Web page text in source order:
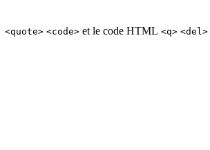
<quote> <code> et le code HTML <q> <del>